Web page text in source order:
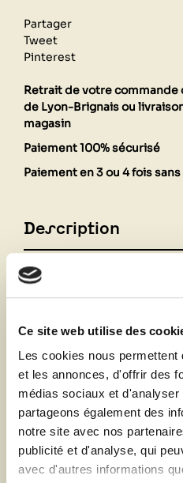
Ce site web utilise des
Les cookies nous
et les annonces, d'offrir des
médias sociaux et d'analyser
partageons également des
notre site avec nos
publicité et d'analyse, qui
avec d'autres informations
Partager
Tweet
Pinterest
Retrait de votre
de Lyon-Brignais ou
magasin
Paiement 100% sécurisé
Paiement en 3 ou 4 fois
Description
Fiche technique
Vous